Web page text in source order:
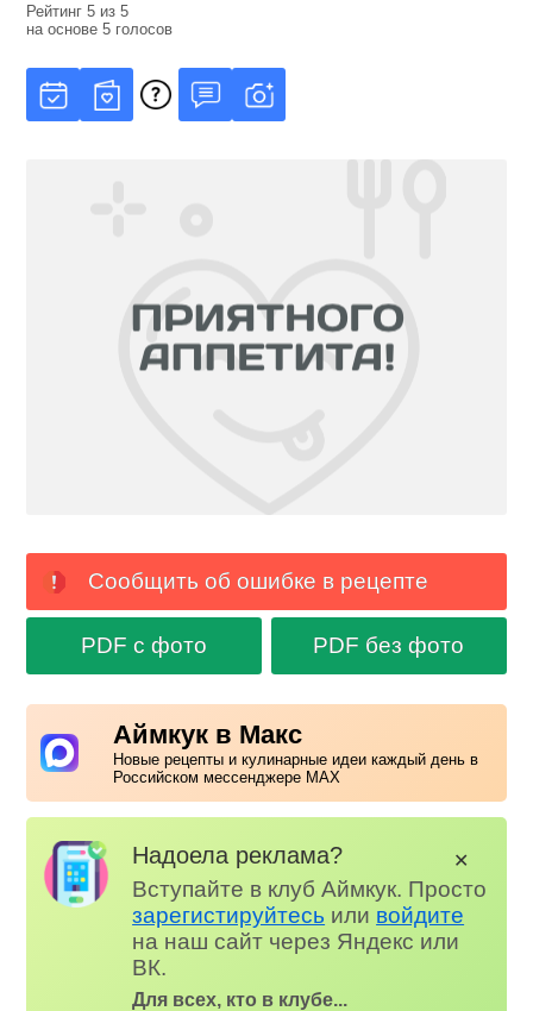
Рейтинг5 из5
на основе5 голосов
Сообщить об ошибке в рецепте
PDF с фото PDF без фото
Аймкук в Макс
Новые рецепты и кулинарные идеи каждый день в
Российском мессенджере MAX
Надоела реклама?
Вступайте в клуб Аймкук. Просто
зарегистируйтесь или войдите
на наш сайт через Яндекс или
ВК.
Для всех, кто в клубе...
✕